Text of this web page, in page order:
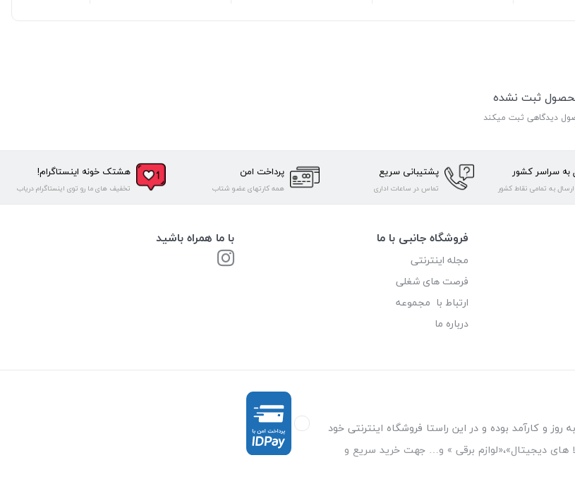
ثبت نشده
دیدگاهی ثبت میکند
به سراسر کشور
به تمامی نقاط کشور
پشتیبانی سریع
تماس در ساعات اداری
پرداخت امن
همه کارتهای عضو شتاب
هشتک خونه اینستاگرام!
تخفیف های ما رو توی اینستاگرام دریاب
فروشگاه جانبی با ما
مجله اینترنتی
فرصت های شغلی
ارتباط با مجموعه
درباره ما
با ما همراه باشید
و کارآمد بوده و در این راستا فروشگاه اینترنتی خود
های دیجیتال»،«لوازم برقی » و… جهت خرید سریع و